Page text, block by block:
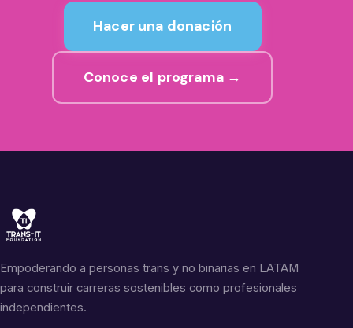
Hacer una donación
Conoce el programa →
Empoderando a personas trans y no binarias en LATAM
para construir carreras sostenibles como profesionales
independientes.